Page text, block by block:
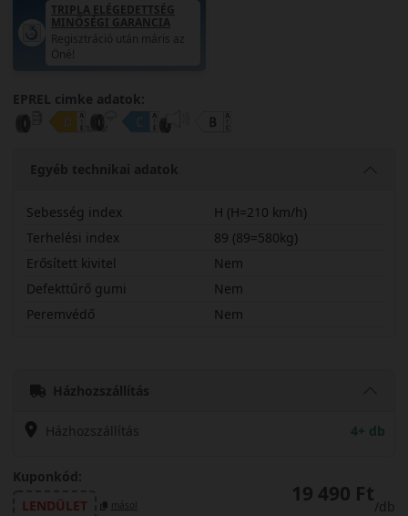
TRIPLA ELÉGEDETTSÉG
MINŐSÉGI GARANCIA
Regisztráció után máris az
Öné!
EPREL cimke adatok:
Egyéb technikai adatok
Sebesség index
H (H=210 km/h)
Terhelési index
89 (89=580kg)
Erősített kivitel
Nem
Defekttűrő gumi
Nem
Peremvédő
Nem
Házhozszállítás
Házhozszállítás 4+ db
Kuponkód:
LENDÜLET
másol 19 490 Ft
/db